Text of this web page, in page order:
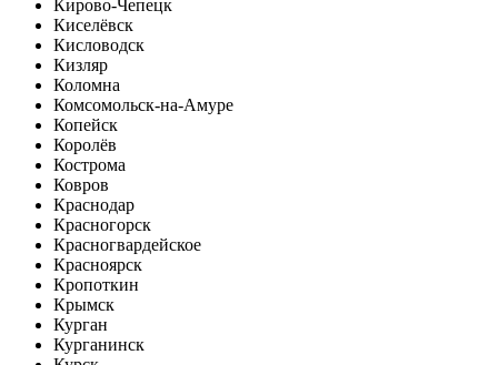
Кирово-Чепецк
Киселёвск
Кисловодск
Кизляр
Коломна
Комсомольск-на-Амуре
Копейск
Королёв
Кострома
Ковров
Краснодар
Красногорск
Красногвардейское
Красноярск
Кропоткин
Крымск
Курган
Курганинск